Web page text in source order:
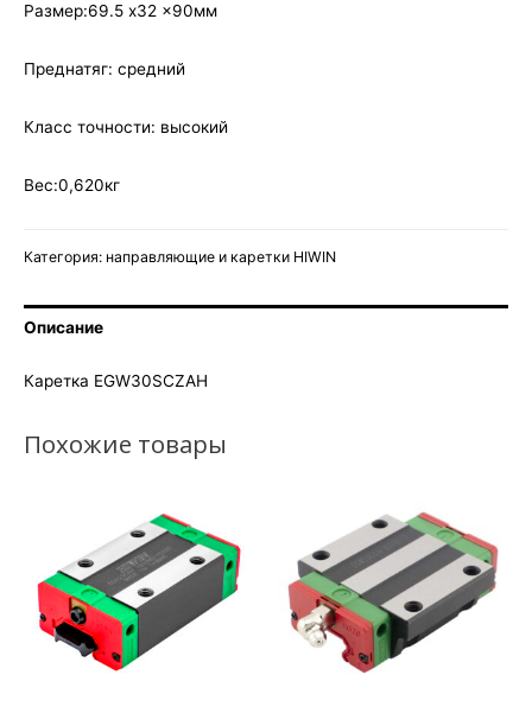
Размер:69.5 x32 x90мм
Преднатяг: средний
Класс точности: высокий
Вес:0,620кг
Категория: направляющие и каретки HIWIN
Описание
Каретка EGW30SCZAH
Похожие товары